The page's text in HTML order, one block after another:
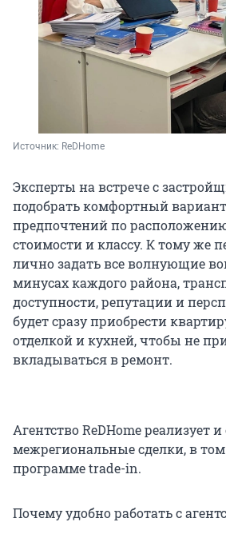
Источник: ReDHome
Эксперты на встрече с
подобрать комфортный
предпочтений по
стоимости и классу. К тому же
лично задать все волнующие
минусах каждого района,
доступности, репутации и
будет сразу приобрести
отделкой и кухней, чтобы не
вкладываться в ремонт.
Агентство ReDHome реализует
межрегиональные сделки, в
программе trade-in.
Почему удобно работать с